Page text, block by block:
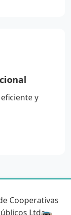
y
Cooperativas
Ltda.